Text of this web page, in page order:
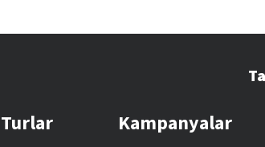
Turlar Kampanyalar